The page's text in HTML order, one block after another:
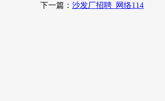
下一篇：沙发厂招聘_网络114